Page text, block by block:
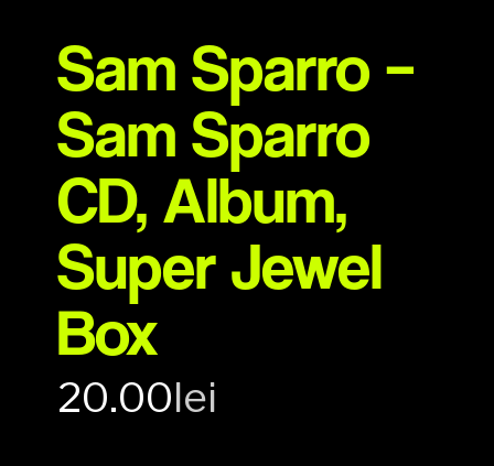
Sam Sparro –
Sam Sparro
CD, Album,
Super Jewel
Box
20.00lei